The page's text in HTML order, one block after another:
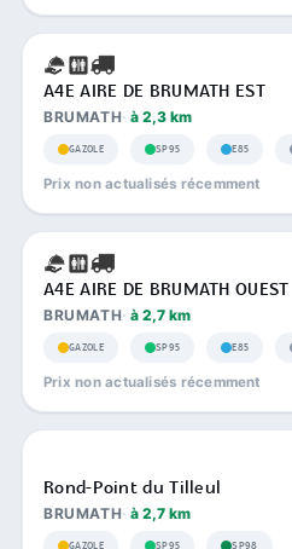
A4E AIRE DE BRUMATH EST
BRUMATH à 2,3 km
GAZOLE SP95 E85
Prix non actualisés récemment
A4E AIRE DE BRUMATH OUEST
BRUMATH à 2,7 km
GAZOLE SP95 E85
Prix non actualisés récemment
Rond-Point du Tilleul
BRUMATH à 2,7 km
GAZOLE SP95 SP98